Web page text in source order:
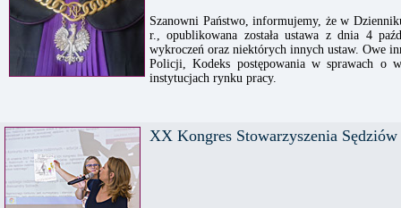
Szanowni Państwo, informujemy, że w
r., opublikowana została ustawa z dnia 4
wykroczeń oraz niektórych innych ustaw. Owe
Policji, Kodeks postępowania w sprawach o
instytucjach rynku pracy.
XX Kongres Stowarzyszenia